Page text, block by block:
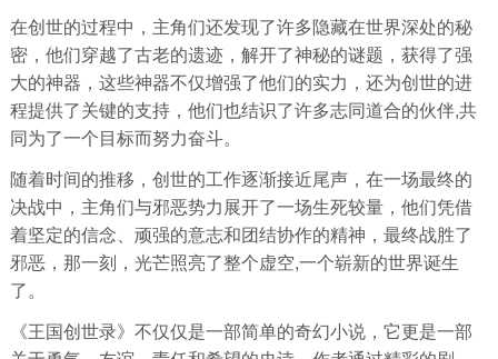
在创世的过程中，主角们还发现了许多隐藏在世界深处的秘
密，他们穿越了古老的遗迹，解开了神秘的谜题，获得了强
大的神器，这些神器不仅增强了他们的实力，还为创世的进
程提供了关键的支持，他们也结识了许多志同道合的伙伴,共
同为了一个目标而努力奋斗。
随着时间的推移，创世的工作逐渐接近尾声，在一场最终的
决战中，主角们与邪恶势力展开了一场生死较量，他们凭借
着坚定的信念、顽强的意志和团结协作的精神，最终战胜了
邪恶，那一刻，光芒照亮了整个虚空,一个崭新的世界诞生
了。
《王国创世录》不仅仅是一部简单的奇幻小说，它更是一部